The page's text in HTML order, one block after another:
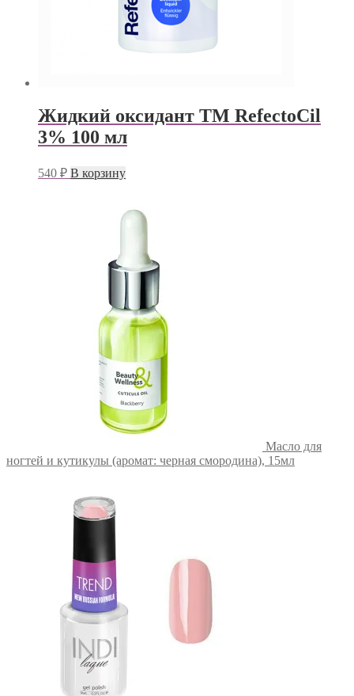
Жидкий оксидант TM RefectoСil
3% 100 мл
540 ₽ В корзину
Масло для
ногтей и кутикулы (аромат: черная смородина), 15мл